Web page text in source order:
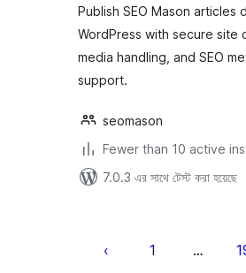
Publish SEO Mason articles
WordPress with secure site
media handling, and SEO
support.
seomason
Fewer than 10 active
7.0.3 এর সাথে টেস্ট করা হয়েছে
পেজিনেশন
1 …